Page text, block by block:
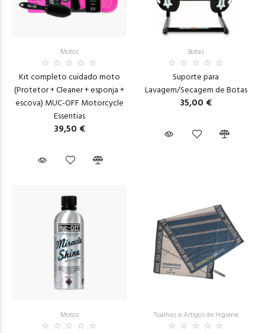
Motos
Kit completo cuidado moto
(Protetor + Cleaner + esponja +
escova) MUC-OFF Motorcycle
Essentias
39,50 €
Botas
Suporte para
Lavagem/Secagem de Botas
35,00 €
Motos Toalhas e Artigos de Higiene